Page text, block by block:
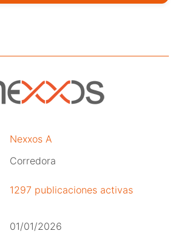
Nexxos A
Corredora
1297 publicaciones activas
01/01/2026